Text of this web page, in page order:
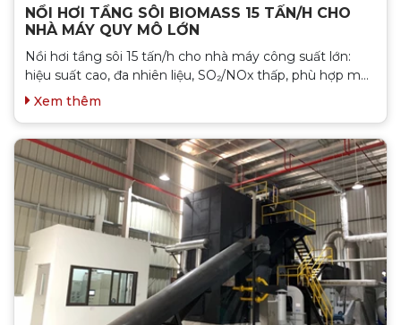
NỒI HƠI TẦNG SÔI BIOMASS 15 TẤN/H CHO
NHÀ MÁY QUY MÔ LỚN
Nồi hơi tầng sôi 15 tấn/h cho nhà máy công suất lớn:
hiệu suất cao, đa nhiên liệu, SO₂/NOx thấp, phù hợp mở
rộng và tích hợp phát điện....
Xem thêm